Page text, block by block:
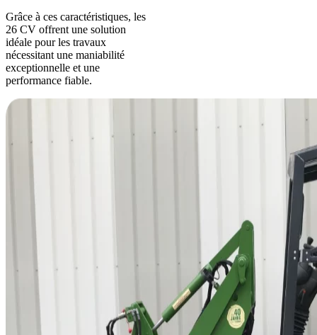
Grâce à ces caractéristiques, les
26 CV offrent une solution
idéale pour les travaux
nécessitant une maniabilité
exceptionnelle et une
performance fiable.